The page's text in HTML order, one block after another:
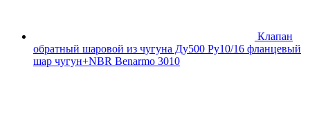
Клапан
обратный шаровой из чугуна Ду500 Ру10/16 фланцевый
шар чугун+NBR Benarmo 3010